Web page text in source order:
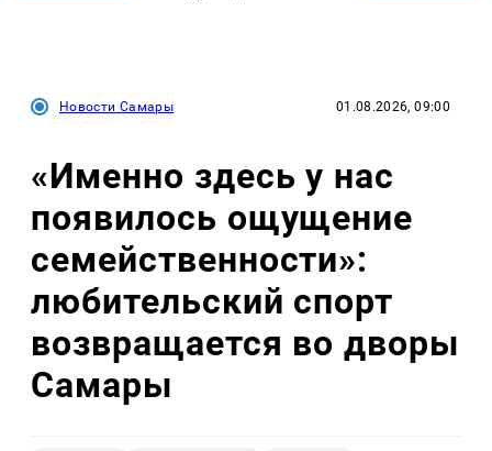
Новости Самары 01.08.2026, 09:00
«Именно здесь у нас
появилось ощущение
семейственности»:
любительский спорт
возвращается во дворы
Самары